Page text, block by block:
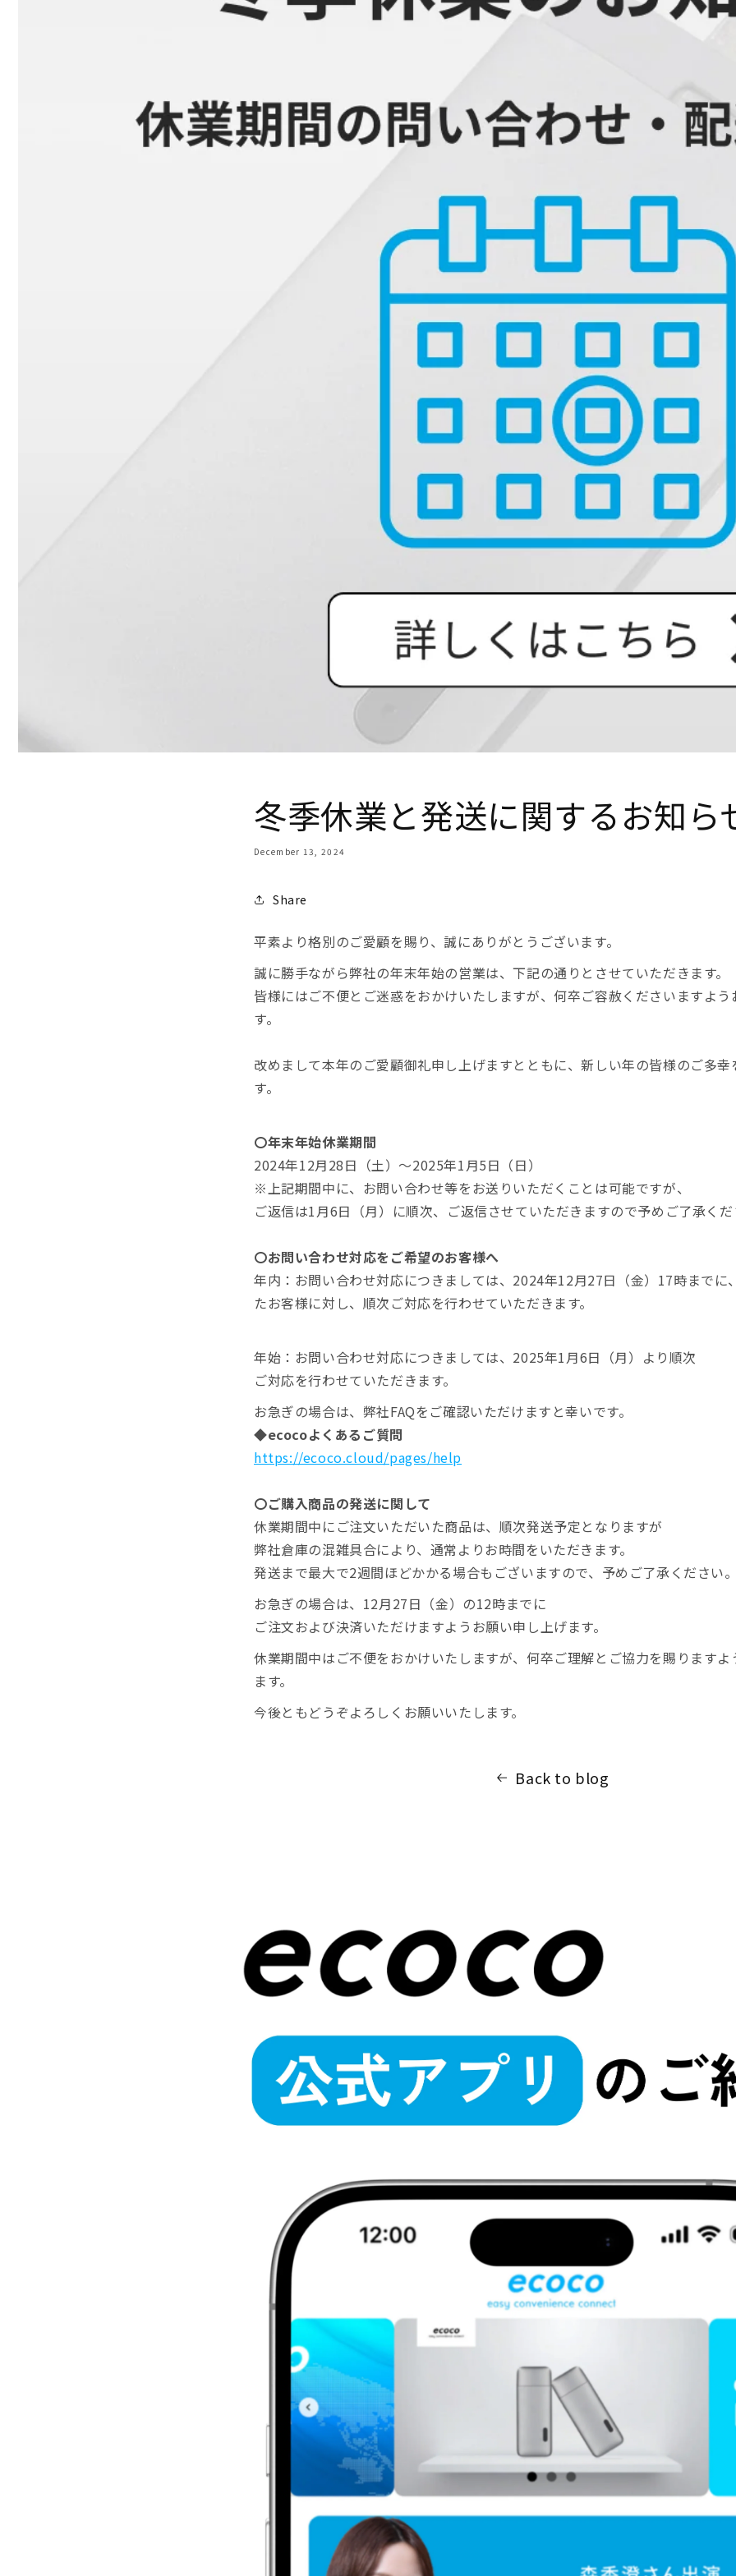
冬季休業と発送に関するお知ら
December 13, 2024
Share
平素より格別のご愛顧を賜り、誠にありがとうございます。
誠に勝手ながら弊社の年末年始の営業は、下記の通りとさせていただきます。
皆様にはご不便とご迷惑をおかけいたしますが、何卒ご容赦くださいますよう
す。
改めまして本年のご愛顧御礼申し上げますとともに、新しい年の皆様のご多幸
す。
〇年末年始休業期間
2024年12月28日（土）～2025年1月5日（日）
※上記期間中に、お問い合わせ等をお送りいただくことは可能ですが、
ご返信は1月6日（月）に順次、ご返信させていただきますので予めご了承くだ
〇お問い合わせ対応をご希望のお客様へ
年内：お問い合わせ対応につきましては、2024年12月27日（金）17時までに
たお客様に対し、順次ご対応を行わせていただきます。
年始：お問い合わせ対応につきましては、2025年1月6日（月）より順次
ご対応を行わせていただきます。
お急ぎの場合は、弊社FAQをご確認いただけますと幸いです。
◆ecocoよくあるご質問
https://ecoco.cloud/pages/help
〇ご購入商品の発送に関して
休業期間中にご注文いただいた商品は、順次発送予定となりますが
弊社倉庫の混雑具合により、通常よりお時間をいただきます。
発送まで最大で2週間ほどかかる場合もございますので、予めご了承ください。
お急ぎの場合は、12月27日（金）の12時までに
ご注文および決済いただけますようお願い申し上げます。
休業期間中はご不便をおかけいたしますが、何卒ご理解とご協力を賜ります
ます。
今後ともどうぞよろしくお願いいたします。
Back to blog